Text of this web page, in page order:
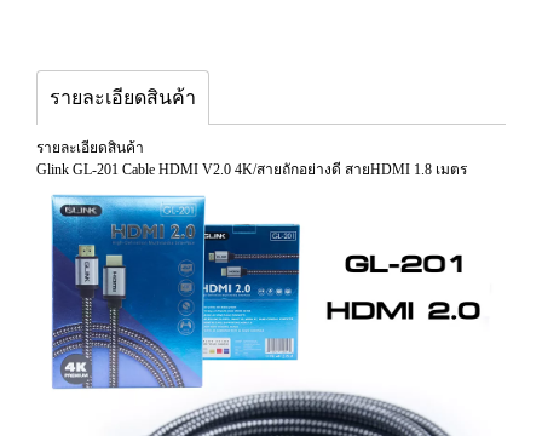
รายละเอียดสินค้า
รายละเอียดสินค้า
Glink GL-201 Cable HDMI V2.0 4K/สายถักอย่างดี สายHDMI 1.8 เมตร